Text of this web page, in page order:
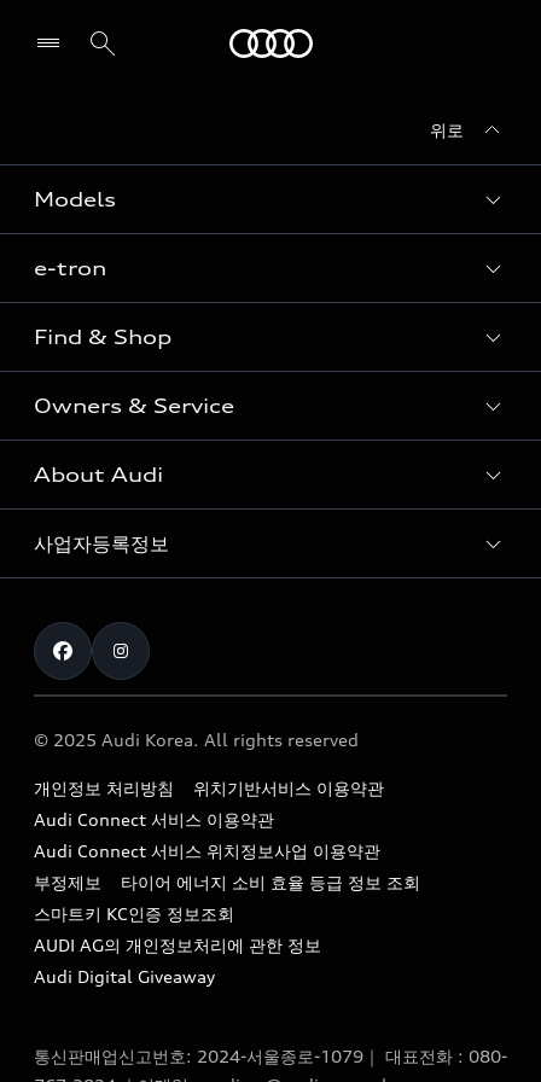
위로
Models
Sedan
SUV
Coupe
S range
e-tron
e-tron
Find & Shop
전시장/AAP 전시장/AS센터
아우디 신차 재고
아우디 모델 비교하기
아우디 공식 인증 중고차
The new Audi A6 Taste Drive 이벤트
Owners & Service
고객안내
Audi Connect
myAudiworld
내비게이션 데이터 다운로드
아우디 영상 매뉴얼
서비스 센터
서비스 프로그램
아우디 e-tron 케어 프로그램
사설수리업체를 위한 권고사항
About Audi
아우디 브랜드
Formula 1
Audi Story
아우디코리아 소식
아우디코리아 소개
아우디 스토리
아우디 브랜드 히스토리
quattro 시스템
사업자등록정보
통신판매업신고번호 : 2024-서울종로-1079
대표자명 : 틸 셰어
딩)
이메일 : audi_m@audi-ccc.co.kr
© 2025 Audi Korea. All rights reserved
개인정보 처리방침
위치기반서비스 이용약관
Audi Connect 서비스 이용약관
Audi Connect 서비스 위치정보사업 이용약관
부정제보
타이어 에너지 소비 효율 등급 정보 조회
스마트키 KC인증 정보조회
AUDI AG의 개인정보처리에 관한 정보
Audi Digital Giveaway
통신판매업신고번호: 2024-서울종로-1079｜ 대표전화 : 080-